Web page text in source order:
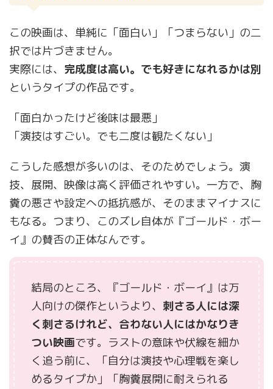
この映画は、単純に「面白い」「つまらない」の二
択では片づきません。
実際には、 完成度は高い。でも好きになれるかは別
というタイプの作品です。
「面白かったけど後味は最悪」
「演技はすごい。でも二度は観たくない」
こうした感想が多いのは、そのためでしょう。演
技、展開、映像は高く評価されやすい。一方で、胸
糞の悪さや設定への抵抗感が、そのままマイナスに
もなる。つまり、このズレ自体が『ゴールド・ボー
イ』の賛否の正体なんです。
結局のところ、『ゴールド・ボーイ』は万
人向けの傑作というより、 刺さる人には深
く刺さるけれど、合わない人にはかなりき
つい映画です。ラストの意味や伏線を細か
く追う前に、「自分は演技や心理戦を楽し
めるタイプか」「胸糞展開に耐えられる